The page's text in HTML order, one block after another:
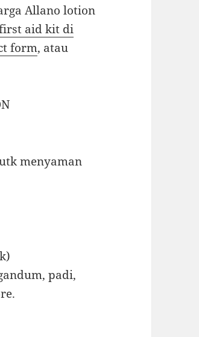
Allano lotion
aid kit di
form, atau
menyaman
padi,